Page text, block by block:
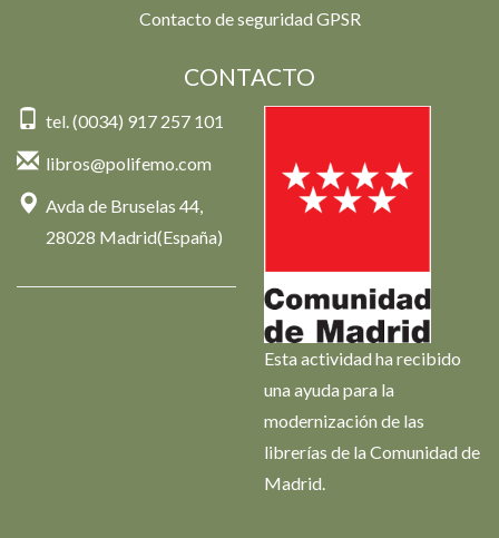
Contacto de seguridad GPSR
CONTACTO
tel. (0034) 917 257 101
libros@polifemo.com
Avda de Bruselas 44,
28028 Madrid(España)
Esta actividad ha recibido
una ayuda para la
modernización de las
librerías de la Comunidad de
Madrid.